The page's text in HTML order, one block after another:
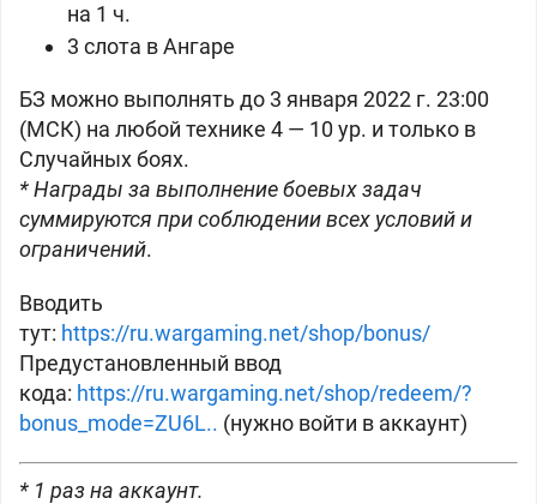
на 1 ч.
3 слота в Ангаре
БЗ можно выполнять до 3 января 2022 г. 23:00
(МСК) на любой технике 4 — 10 ур. и только в
Случайных боях.
* Награды за выполнение боевых задач
суммируются при соблюдении всех условий и
ограничений.
Вводить
тут: https://ru.wargaming.net/shop/bonus/
Предустановленный ввод
кода: https://ru.wargaming.net/shop/redeem/?
bonus_mode=ZU6L.. (нужно войти в аккаунт)
* 1 раз на аккаунт.